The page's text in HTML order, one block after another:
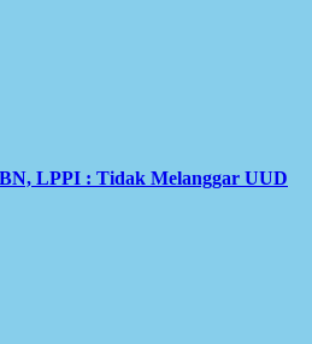
LPPI : Tidak Melanggar UUD